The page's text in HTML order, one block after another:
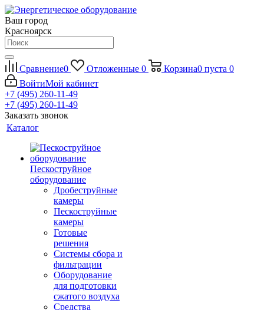
Ваш город
Красноярск
Сравнение0 Отложенные 0 Корзина0 пуста 0
ВойтиМой кабинет
+7 (495) 260-11-49
+7 (495) 260-11-49
Заказать звонок
Каталог
Пескоструйное
оборудование
Дробеструйные
камеры
Пескоструйные
камеры
Готовые
решения
Системы сбора и
фильтрации
Оборудование
для подготовки
сжатого воздуха
Средства